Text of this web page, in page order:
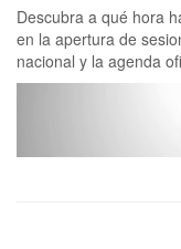
Descubra a qué hora
en la apertura de
nacional y la agenda